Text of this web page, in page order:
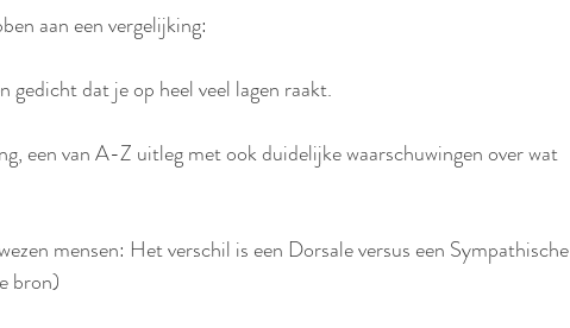
aan een vergelijking:
gedicht dat je op heel veel lagen raakt.
een van A-Z uitleg met ook duidelijke waarschuwingen over wat
mensen: Het verschil is een Dorsale versus een Sympathische
bron)